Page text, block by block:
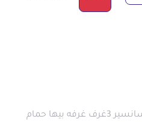
شقه للبيع في الدور الخامس اسانسير 3غرف غرفه بيها حمام